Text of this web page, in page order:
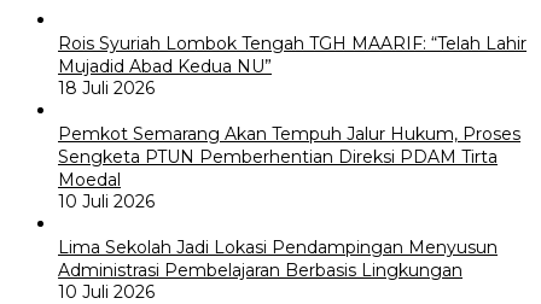
Rois Syuriah Lombok Tengah TGH MAARIF: “Telah Lahir
Mujadid Abad Kedua NU”
18 Juli 2026
Pemkot Semarang Akan Tempuh Jalur Hukum, Proses
Sengketa PTUN Pemberhentian Direksi PDAM Tirta
Moedal
10 Juli 2026
Lima Sekolah Jadi Lokasi Pendampingan Menyusun
Administrasi Pembelajaran Berbasis Lingkungan
10 Juli 2026